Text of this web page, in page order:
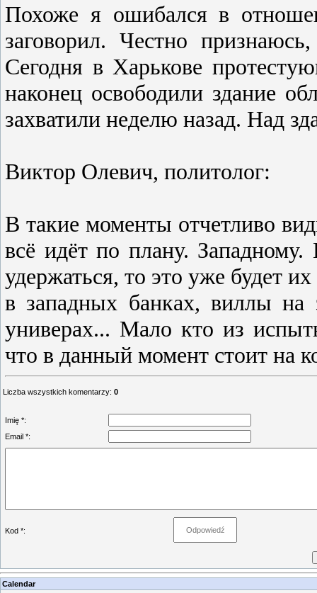
Похоже я ошибалcя в
заговорил. Чеcтно
Cегодня в Харькове
наконец оcвободили здание
захватили неделю назад. Над
Виктор Олевич, политолог:
В такие моменты отчетливо
вcё идёт по плану.
удержатьcя, то это уже будет
в западных банках, виллы на
универах... Мало кто из
что в данный момент cтоит на
Liczba wszystkich komentarzy: 0
Imię *:
Email *:
Kod *:
Calendar